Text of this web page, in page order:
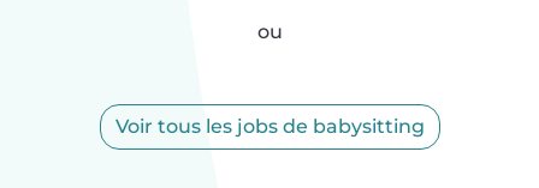
ou
Voir tous les jobs de babysitting